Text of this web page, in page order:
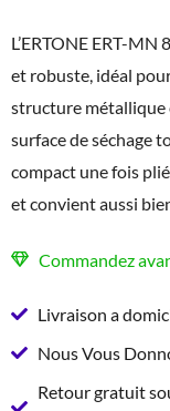
L’ERTONE ERT-
et robuste, idéal
structure métallique
surface de séchage
compact une fois
et convient aussi
Commandez
Livraison a
Nous Vous
Retour gratuit